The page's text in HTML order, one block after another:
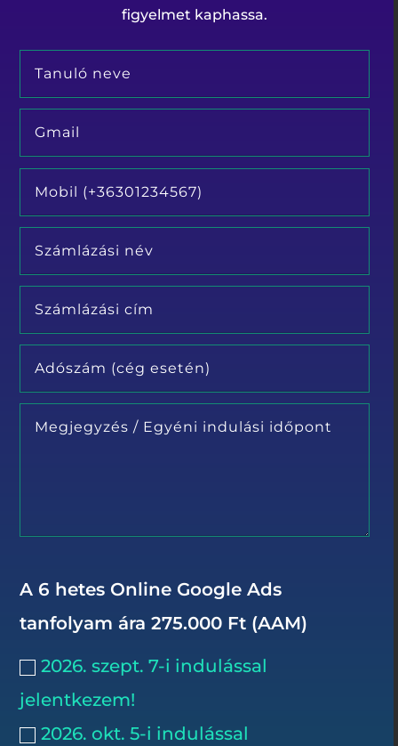
figyelmet kaphassa.
A 6 hetes Online Google Ads
tanfolyam ára 275.000 Ft (AAM)
2026. szept. 7-i indulással
jelentkezem!
2026. okt. 5-i indulással